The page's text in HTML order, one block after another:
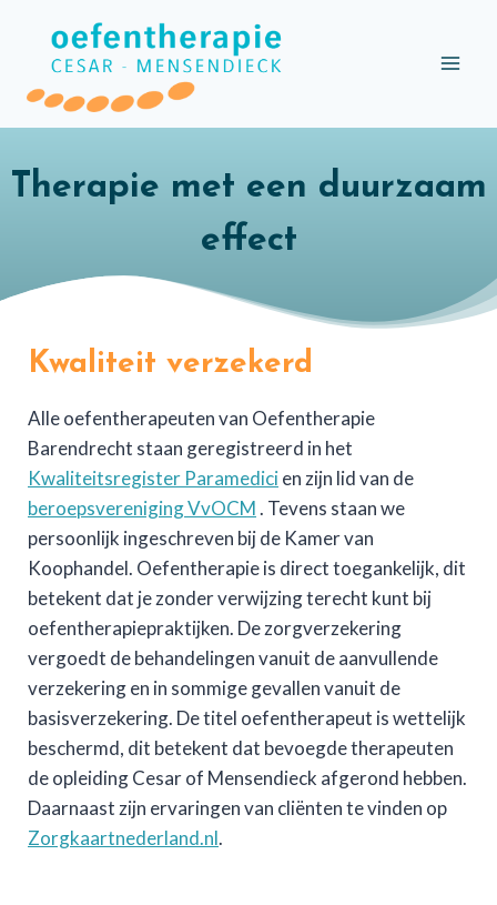
inhoud
Therapie met een duurzaam
effect
Kwaliteit verzekerd
Alle oefentherapeuten van Oefentherapie
Barendrecht staan geregistreerd in het
Kwaliteitsregister Paramedicien zijn lid van de
beroepsvereniging VvOCM. Tevens staan we
persoonlijk ingeschreven bij de Kamer van
Koophandel. Oefentherapie is direct toegankelijk, dit
betekent dat je zonder verwijzing terecht kunt bij
oefentherapiepraktijken. De zorgverzekering
vergoedt de behandelingen vanuit de aanvullende
verzekering en in sommige gevallen vanuit de
basisverzekering. De titel oefentherapeut is wettelijk
beschermd, dit betekent dat bevoegde therapeuten
de opleiding Cesar of Mensendieck afgerond hebben.
Daarnaast zijn ervaringen van cliënten te vinden op
Zorgkaartnederland.nl.